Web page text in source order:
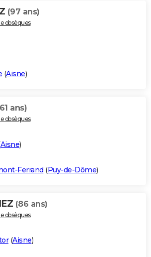
(97 ans)
obsèques
(Aisne)
ans)
obsèques
Aisne)
Ferrand (Puy-de-Dôme)
(86 ans)
obsèques
(Aisne)